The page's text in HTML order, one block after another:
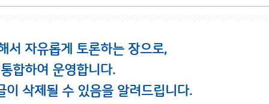
서 자유롭게 토론하는 장으로,
합하여 운영합니다.
삭제될 수 있음을 알려드립니다.